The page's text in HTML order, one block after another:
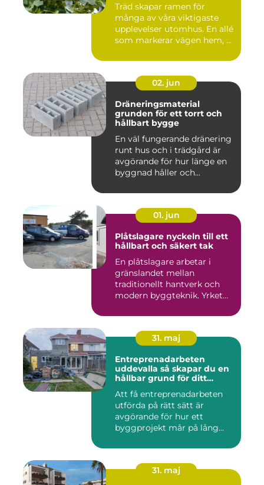
Träd skapar ramen för
många av våra viktigaste
upplevelser utomhus. En allé
som markerar vägen hem, ...
02. jun
Dräneringsmaterial
grunden för ett torrt och
hållbart bygge
En väl fungerande dränering
runt hus och i trädgård är
avgörande för hur länge en
byggnad håller och...
01. jun
Plåtslagare nyckeln till ett
hållbart och säkert tak
En plåtslagare arbetar i
gränslandet mellan
traditionellt hantverk och
modern byggteknik. Yrket
31. maj
Entreprenadarbeten
uddevalla så skapar du en
hållbar grund för ditt
Att få entreprenadarbeten
utförda på rätt sätt är
avgörande för hur ett
byggprojekt mår på lång
31. maj